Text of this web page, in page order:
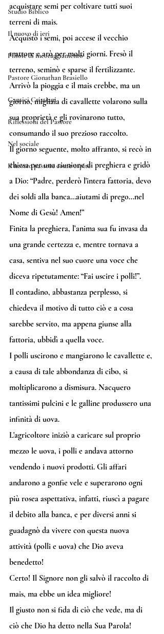
Studio Biblico
Il nuovo di ieri
Pillole di incoraggiamento
Pastore Gionathan Brasiello
Cantici Cristiani
Riflessioni del Pastore
Nel sociale
Il nostro pastore come ospite
acquistare semi per coltivare tutti suoi
terreni di mais.
Acquistò i semi, poi accese il vecchio
trattore e arò per molti giorni. Fresò il
terreno, seminò e sparse il fertilizzante.
Arrivò la pioggia e il mais crebbe, ma un
giorno, migliaia di cavallette volarono sulla
sua proprietà e gli rovinarono tutto,
consumando il suo prezioso raccolto.
Il giorno seguente, molto affranto, si recò in
chiesa per una riunione di preghiera e gridò
a Dio: “Padre, perderò l'intera fattoria, devo
dei soldi alla banca...aiutami di prego...nel
Nome di Gesù! Amen!”
Finita la preghiera, l’anima sua fu invasa da
una grande certezza e, mentre tornava a
casa, sentiva nel suo cuore una voce che
diceva ripetutamente: “Fai uscire i polli!”.
Il contadino, abbastanza perplesso, si
chiedeva il motivo di tutto ciò e a cosa
sarebbe servito, ma appena giunse alla
fattoria, ubbidì a quella voce.
I polli uscirono e mangiarono le cavallette e,
a causa di tale abbondanza di cibo, si
moltiplicarono a dismisura. Nacquero
tantissimi pulcini e le galline produssero una
infinità di uova.
L'agricoltore iniziò a caricare sul proprio
mezzo le uova, i polli e andava attorno
vendendo i nuovi prodotti. Gli affari
andarono a gonfie vele e superarono ogni
più rosea aspettativa, infatti, riuscì a pagare
il debito alla banca, e per diversi anni si
guadagnò da vivere con questa nuova
attività (polli e uova) che Dio aveva
benedetto!
Certo! Il Signore non gli salvò il raccolto di
mais, ma ebbe un idea migliore!
Il giusto non si fida di ciò che vede, ma di
ciò che Dio ha detto nella Sua Parola!